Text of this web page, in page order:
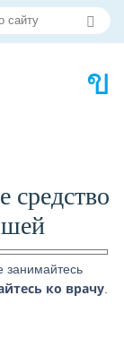
средство
занимайтесь
ко врачу